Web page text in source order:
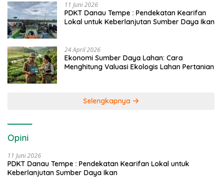
11 Juni 2026
PDKT Danau Tempe : Pendekatan Kearifan
Lokal untuk Keberlanjutan Sumber Daya Ikan
24 April 2026
Ekonomi Sumber Daya Lahan: Cara
Menghitung Valuasi Ekologis Lahan Pertanian
Selengkapnya
Opini
11 Juni 2026
PDKT Danau Tempe : Pendekatan Kearifan Lokal untuk
Keberlanjutan Sumber Daya Ikan